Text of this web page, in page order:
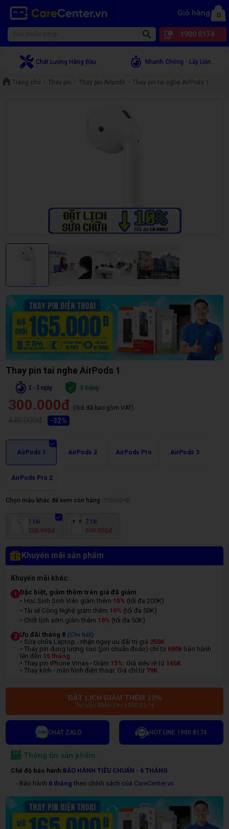
Giỏ hàng 0
1900 8174
Chất Lượng Hàng Đầu Nhanh Chóng - Lấy Liền
Trang chủ Thay pin Thay pin Airpods Thay pin tai nghe AirPods 1
Thay pin tai nghe AirPods 1
300.000đ (Giá đã bao gồm VAT)
-32%
AirPods 1 AirPods 2 AirPods Pro AirPods 3
AirPods Pro 2
Chọn màu khác để xem còn hàng
1 tai
300.000đ
2 tai
600.000đ
Khuyến mãi sản phẩm
Khuyến mãi khác:
1
Đặc biệt, giảm thêm trên giá đã giảm
• Học Sinh Sinh Viên giảm thêm 15% (tối đa 200K)
• Tài xế Công Nghệ giảm thêm 10% (tối đa 50K)
• Chốt lịch sớm giảm thêm 10% (tối đa 50K)
2 Ưu đãi tháng 8 (Chi tiết)
• Sửa chữa Laptop - nhận ngay ưu đãi trị giá 250K
• Thay pin dung lượng cao (pin chuẩn đoán) chỉ từ 680k bảo hành
lên đến 15 tháng
• Thay pin iPhone Vmas - Giảm 15%: Giá siêu rẻ từ 165K
• Thay kính - màn hình điện thoại: Giá chỉ từ 79K
ĐẶT LỊCH GIẢM THÊM 10%
Tư Vấn Miễn Phí 1900 8174
CHAT ZALO HOT LINE 1900 8174
Thông tin sản phẩm
Chế độ bảo hành:BẢO HÀNH TIÊU CHUẨN - 6 THÁNG
- Bảo hành 6 tháng theo chính sách của CareCenter.vn